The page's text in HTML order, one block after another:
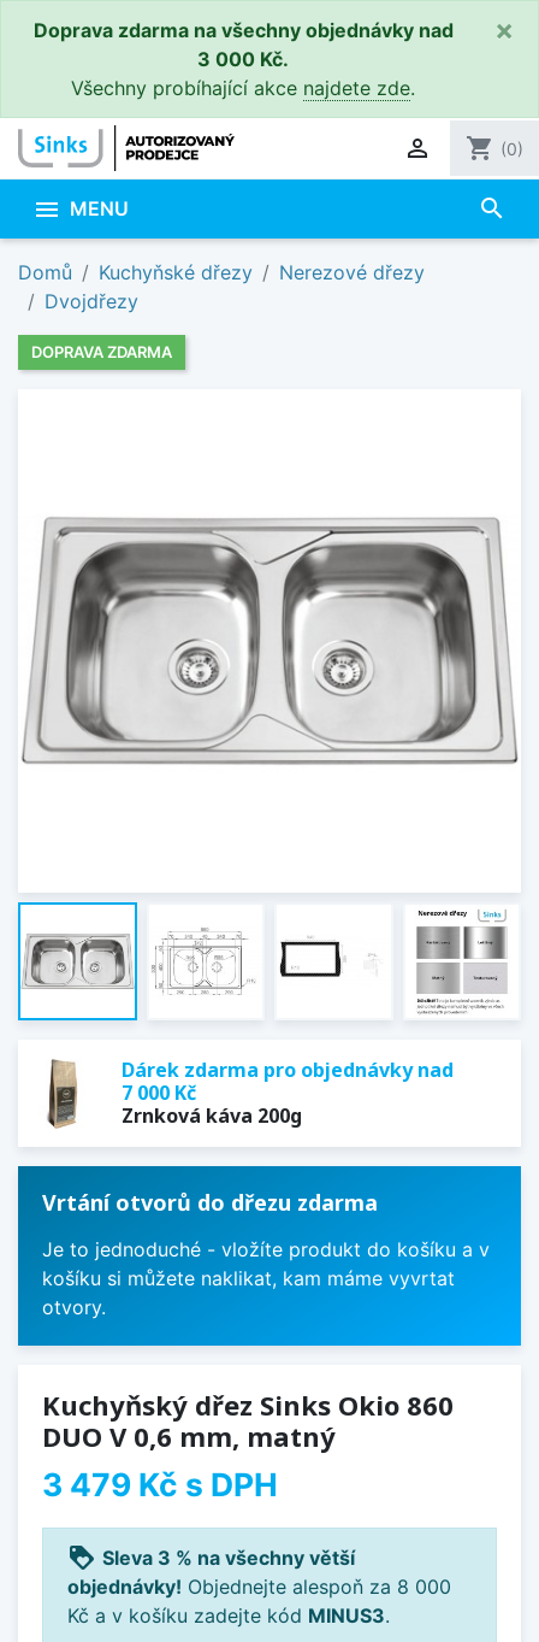
Doprava zdarma na všechny objednávky nad
3 000 Kč.
Všechny probíhající akce najdete zde.
×
 shopping_cart (0)
 MENU search
Domů Kuchyňské dřezy
Nerezové dřezy
Dvojdřezy
DOPRAVA ZDARMA
Dárek zdarma pro objednávky nad
7 000 Kč
Zrnková káva 200g
Vrtání otvorů do dřezu zdarma
Je to jednoduché - vložíte produkt do košíku a v
košíku si můžete naklikat, kam máme vyvrtat
otvory.
Kuchyňský dřez Sinks Okio 860
DUO V 0,6 mm, matný
3 479 Kč s DPH
loyalty Sleva 3 % na všechny větší
objednávky! Objednejte alespoň za 8 000
Kč a v košíku zadejte kód MINUS3.